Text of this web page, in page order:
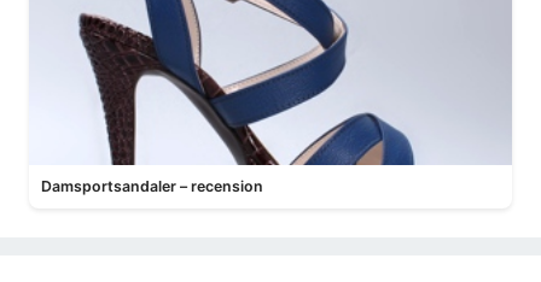
Damsportsandaler – recension